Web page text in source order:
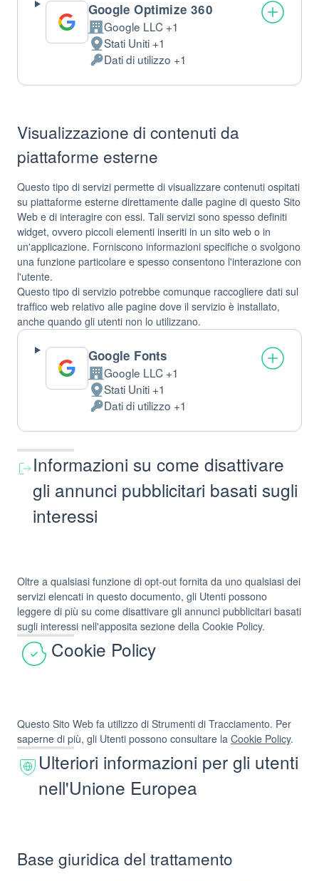
Google Optimize 360
Azienda:
Google LLC +1
Luogo
del
trattamento:
Stati Uniti +1
Dati
Personali
Dati di utilizzo +1
Visualizzazione di contenuti da
piattaforme esterne
Questo tipo di servizi permette di visualizzare contenuti ospitati
su piattaforme esterne direttamente dalle pagine di questo Sito
Web e di interagire con essi. Tali servizi sono spesso definiti
widget, ovvero piccoli elementi inseriti in un sito web o in
un'applicazione. Forniscono informazioni specifiche o svolgono
una funzione particolare e spesso consentono l'interazione con
l'utente.
Questo tipo di servizio potrebbe comunque raccogliere dati sul
traffico web relativo alle pagine dove il servizio è installato,
anche quando gli utenti non lo utilizzano.
Google Fonts
Azienda:
Google LLC +1
Luogo
del
trattamento:
Stati Uniti +1
Dati
Personali
Dati di utilizzo +1
Informazioni su come disattivare
gli annunci pubblicitari basati sugli
interessi
Oltre a qualsiasi funzione di opt-out fornita da uno qualsiasi dei
servizi elencati in questo documento, gli Utenti possono
leggere di più su come disattivare gli annunci pubblicitari basati
sugli interessi nell'apposita sezione della Cookie Policy.
Cookie Policy
Questo Sito Web fa utilizzo di Strumenti di Tracciamento. Per
saperne di più, gli Utenti possono consultare la Cookie Policy.
Ulteriori informazioni per gli utenti
nell'Unione Europea
Base giuridica del trattamento